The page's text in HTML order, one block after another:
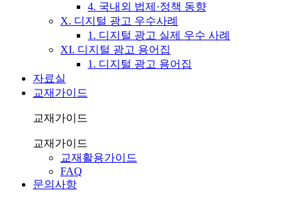
4. 국내외 법제·정책 동향
X. 디지털 광고 우수사례
1. 디지털 광고 실제 우수 사례
XI. 디지털 광고 용어집
1. 디지털 광고 용어집
자료실
교재가이드
교재가이드
교재가이드
교재활용가이드
FAQ
문의사항